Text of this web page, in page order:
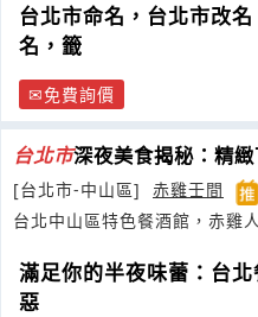
台北市命名，台北市改
名，籤
免費詢價
台北市深夜美食揭秘：精
[台北市-中山區]
赤雞壬間
台北中山區特色餐酒館，赤雞
滿足你的半夜味蕾：台
惡